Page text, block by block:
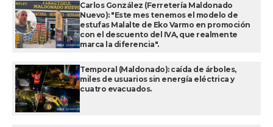
Carlos González (Ferretería Maldonado
Nuevo): "Este mes tenemos el modelo de
estufas Malalte de Eko Varmo en promoción
con el descuento del IVA, que realmente
marca la diferencia".
Temporal (Maldonado): caída de árboles,
miles de usuarios sin energía eléctrica y
cuatro evacuados.